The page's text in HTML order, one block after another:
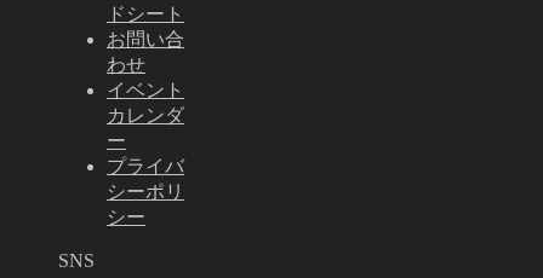
ドシート
お問い合
わせ
イベント
カレンダ
ー
プライバ
シーポリ
シー
SNS